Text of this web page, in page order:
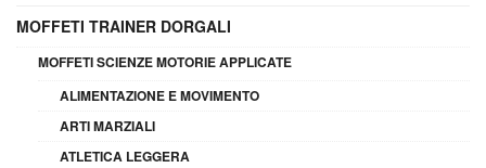
MOFFETI TRAINER DORGALI
MOFFETI SCIENZE MOTORIE APPLICATE
ALIMENTAZIONE E MOVIMENTO
ARTI MARZIALI
ATLETICA LEGGERA